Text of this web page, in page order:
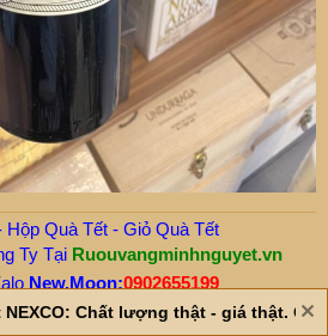
Hộp Quà Tết - Giỏ Quà Tết
Ty Tại Ruouvangminhnguyet.vn
New.Moon:0902655199
Chất lượng thật - giá thật. Giá